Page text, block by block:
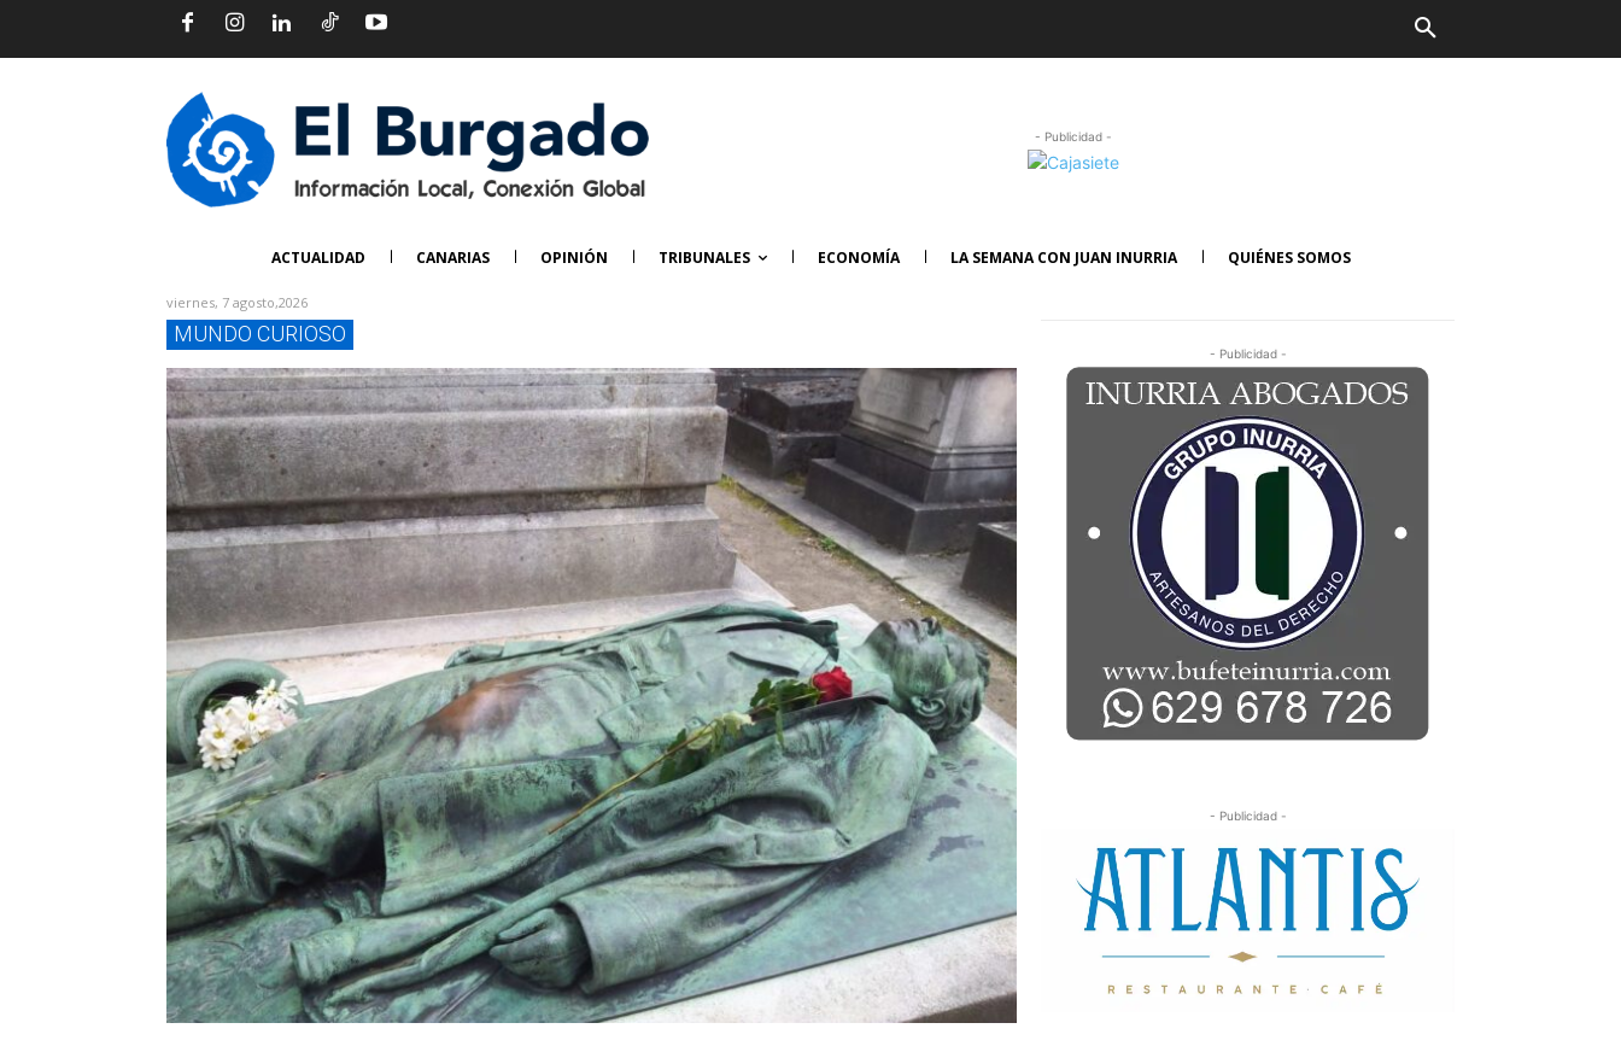
- Publicidad -
ACTUALIDAD CANARIAS OPINIÓN TRIBUNALES ECONOMÍA LA SEMANA CON JUAN INURRIA QUIÉNES SOMOS
viernes, 7 agosto,2026
MUNDO CURIOSO
- Publicidad -
- Publicidad -